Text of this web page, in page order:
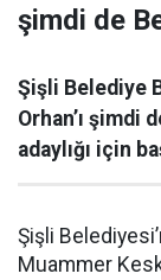
şimdi de
Şişli Belediye
Orhan’ı şimdi
adaylığı için
Şişli
Muammer